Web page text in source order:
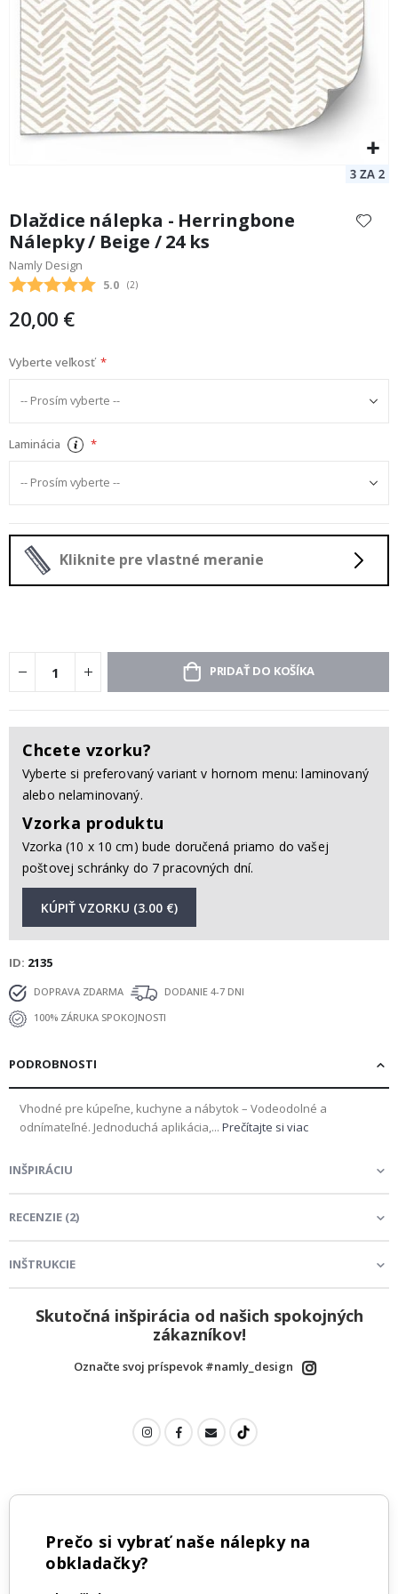
začiatok
galérie
obrázkov
Dlaždice nálepka - Herringbone
Nálepky / Beige / 24 ks
Namly Design
Priemerne hodnotenie:
5.0 (hlasy:
2)
20,00 €
Vyberte veľkosť
Laminácia
Kliknite pre vlastné meranie
PRIDAŤ DO KOŠÍKA
Chcete vzorku?
Vyberte si preferovaný variant v hornom menu: laminovaný
alebo nelaminovaný.
Vzorka produktu
Vzorka (10 x 10 cm) bude doručená priamo do vašej
poštovej schránky do 7 pracovných dní.
KÚPIŤ VZORKU (3.00 €)
ID 2135
DOPRAVA ZDARMA
DODANIE 4-7 DNI
100% ZÁRUKA SPOKOJNOSTI
PODROBNOSTI
Vhodné pre kúpeľne, kuchyne a nábytok – Vodeodolné a
odnímateľné. Jednoduchá aplikácia,... Prečítajte si viac
INŠPIRÁCIU
RECENZIE (2)
INŠTRUKCIE
Skutočná inšpirácia od našich spokojných
zákazníkov!
Označte svoj príspevok #namly_design
Prečo si vybrať naše nálepky na
obkladačky?